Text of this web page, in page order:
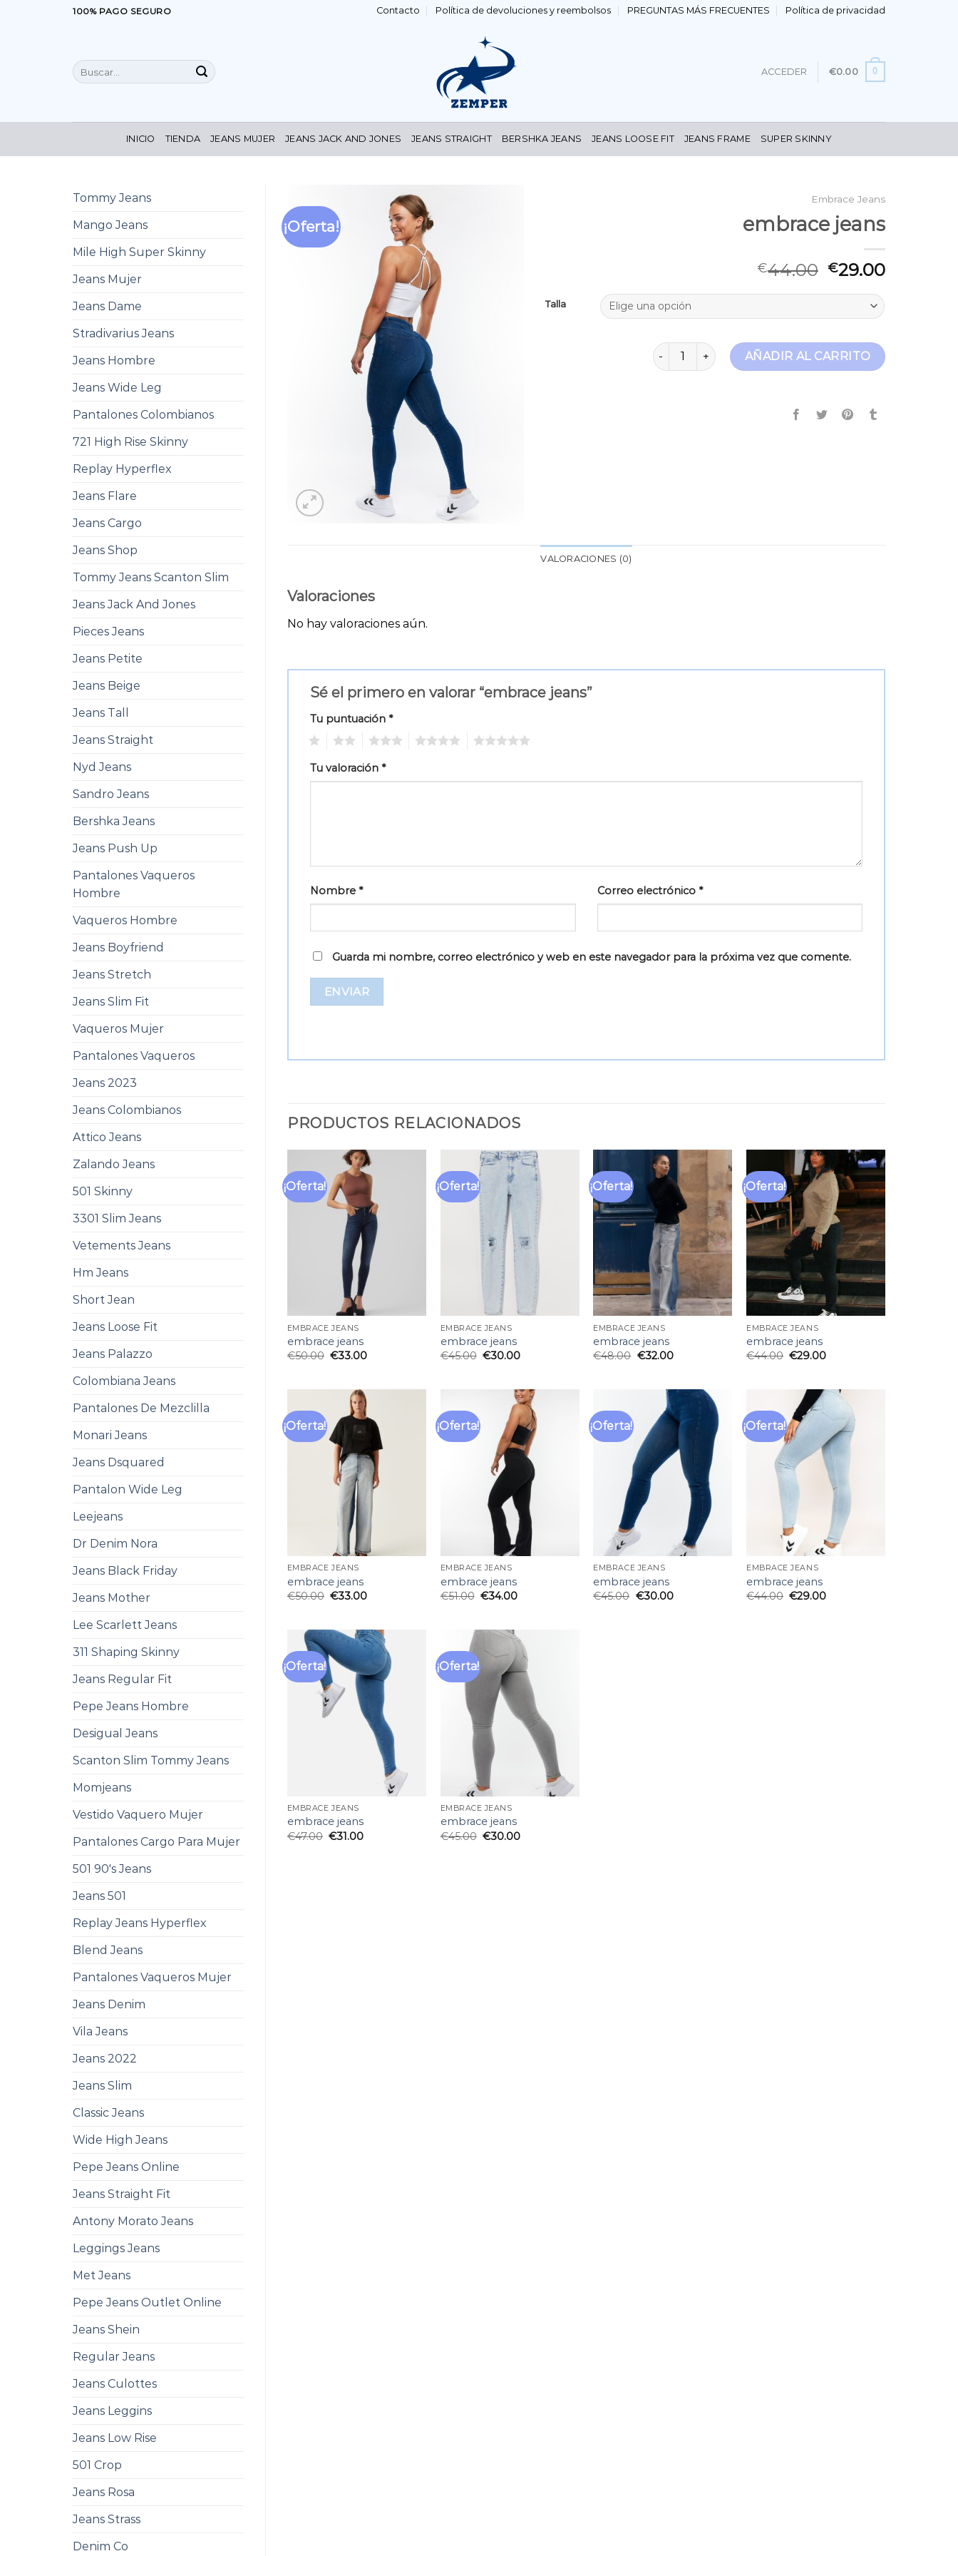
100% PAGO SEGURO Contacto Política de devoluciones y reembolsos PREGUNTAS MÁS FRECUENTES Política de privacidad
Buscar
por:
ACCEDER €0.00 0
INICIO TIENDA JEANS MUJER JEANS JACK AND JONES JEANS STRAIGHT BERSHKA JEANS JEANS LOOSE FIT JEANS FRAME SUPER SKINNY
Tommy Jeans
Mango Jeans
Mile High Super Skinny
Jeans Mujer
Jeans Dame
Stradivarius Jeans
Jeans Hombre
Jeans Wide Leg
Pantalones Colombianos
721 High Rise Skinny
Replay Hyperflex
Jeans Flare
Jeans Cargo
Jeans Shop
Tommy Jeans Scanton Slim
Jeans Jack And Jones
Pieces Jeans
Jeans Petite
Jeans Beige
Jeans Tall
Jeans Straight
Nyd Jeans
Sandro Jeans
Bershka Jeans
Jeans Push Up
Pantalones Vaqueros
Hombre
Vaqueros Hombre
Jeans Boyfriend
Jeans Stretch
Jeans Slim Fit
Vaqueros Mujer
Pantalones Vaqueros
Jeans 2023
Jeans Colombianos
Attico Jeans
Zalando Jeans
501 Skinny
3301 Slim Jeans
Vetements Jeans
Hm Jeans
Short Jean
Jeans Loose Fit
Jeans Palazzo
Colombiana Jeans
Pantalones De Mezclilla
Monari Jeans
Jeans Dsquared
Pantalon Wide Leg
Leejeans
Dr Denim Nora
Jeans Black Friday
Jeans Mother
Lee Scarlett Jeans
311 Shaping Skinny
Jeans Regular Fit
Pepe Jeans Hombre
Desigual Jeans
Scanton Slim Tommy Jeans
Momjeans
Vestido Vaquero Mujer
Pantalones Cargo Para Mujer
501 90's Jeans
Jeans 501
Replay Jeans Hyperflex
Blend Jeans
Pantalones Vaqueros Mujer
Jeans Denim
Vila Jeans
Jeans 2022
Jeans Slim
Classic Jeans
Wide High Jeans
Pepe Jeans Online
Jeans Straight Fit
Antony Morato Jeans
Leggings Jeans
Met Jeans
Pepe Jeans Outlet Online
Jeans Shein
Regular Jeans
Jeans Culottes
Jeans Leggins
Jeans Low Rise
501 Crop
Jeans Rosa
Jeans Strass
Denim Co
¡Oferta!
Embrace Jeans
embrace jeans
€44.00 €29.00
Talla
embrace jeans cantidadAÑADIR AL CARRITO
VALORACIONES (0)
Valoraciones
No hay valoraciones aún.
Sé el primero en valorar “embrace jeans”
Tu puntuación *
Tu valoración *
Nombre * Correo electrónico *
Guarda mi nombre, correo electrónico y web en este navegador para la próxima vez que comente.
PRODUCTOS RELACIONADOS
¡Oferta!
EMBRACE JEANS
embrace jeans
€50.00 €33.00
¡Oferta!
EMBRACE JEANS
embrace jeans
€45.00 €30.00
¡Oferta!
Añadir
a la
lista
de
deseos
EMBRACE JEANS
embrace jeans
€48.00 €32.00
¡Oferta!
Añadir
a la
lista
deseos
EMBRACE JEANS
embrace jeans
€44.00 €29.00
¡Oferta!
EMBRACE JEANS
embrace jeans
€50.00 €33.00
¡Oferta!
EMBRACE JEANS
embrace jeans
€51.00 €34.00
¡Oferta!
Añadir
a la
lista
de
deseos
EMBRACE JEANS
embrace jeans
€45.00 €30.00
¡Oferta!
Añadir
EMBRACE JEANS
embrace jeans
€44.00 €29.00
¡Oferta!
Añadir
EMBRACE JEANS
embrace jeans
€47.00 €31.00
¡Oferta!
EMBRACE JEANS
embrace jeans
€45.00 €30.00